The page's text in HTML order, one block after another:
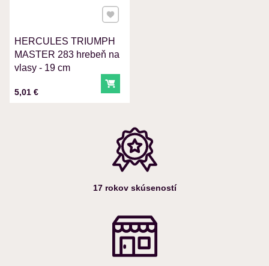
Odoslať
HERCULES TRIUMPH
MASTER 283 hrebeň na
vlasy - 19 cm
Cena s DPH
5,01 € Do košíka
Pridať k Obľúbeným
17 rokov skúseností